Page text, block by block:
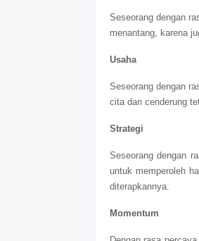
Seseorang dengan
menantang, karena
Usaha
Seseorang dengan
cita dan cenderung
Strategi
Seseorang dengan
untuk memperoleh
diterapkannya.
Momentum